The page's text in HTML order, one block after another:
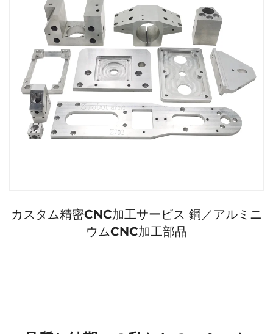
カスタム精密CNC加工サービス 鋼／アルミニ
ウムCNC加工部品